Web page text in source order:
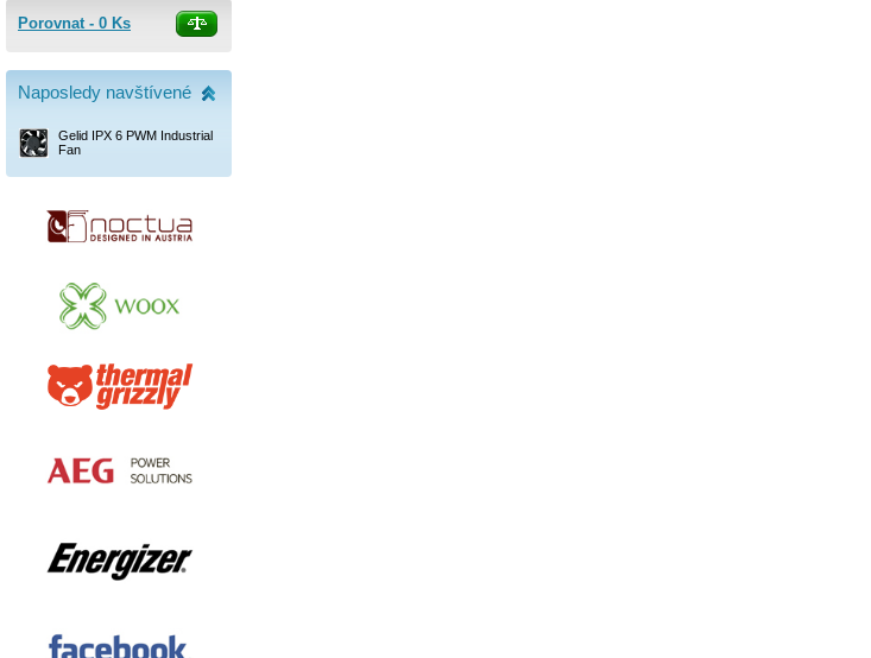
Porovnat - 0 Ks
Naposledy navštívené
Gelid IPX 6 PWM Industrial
Fan